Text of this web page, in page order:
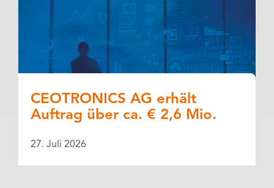
CEOTRONICS AG erhält
Auftrag über ca. € 2,6 Mio.
27. Juli 2026